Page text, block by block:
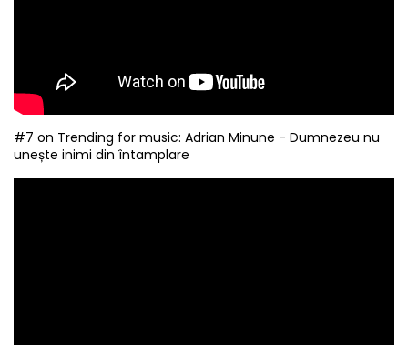
#7 on Trending for music: Adrian Minune - Dumnezeu nu
unește inimi din întamplare